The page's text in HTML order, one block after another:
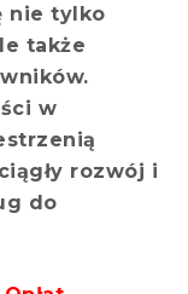
nie tylko
także
w
rozwój i
do